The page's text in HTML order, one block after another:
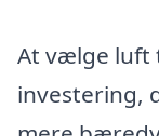
At vælge luft
investering,